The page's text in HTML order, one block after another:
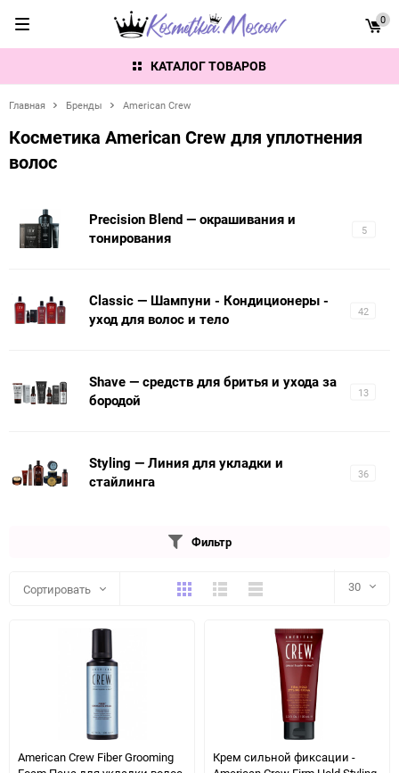
КАТАЛОГ ТОВАРОВ
0
Главная Бренды American Crew
Косметика American Crew для уплотнения
волос
5
Precision Blend — окрашивания и
тонирования
42
Classic — Шампуни - Кондиционеры -
уход для волос и тело
13
Shave — средств для бритья и ухода за
бородой
36
Styling — Линия для укладки и
стайлинга
Фильтр
Сортировать ПлиткаПодробноКомпактно 30
American Crew Fiber Grooming
Крем сильной фиксации -